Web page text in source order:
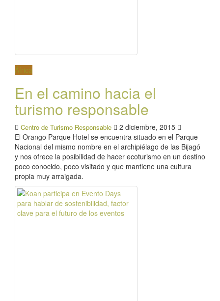
África
En el camino hacia el
turismo responsable
Centro de Turismo Responsable
2 diciembre, 2015
El Orango Parque Hotel se encuentra situado en el Parque
Nacional del mismo nombre en el archipiélago de las Bijagó
y nos ofrece la posibilidad de hacer ecoturismo en un destino
poco conocido, poco visitado y que mantiene una cultura
propia muy arraigada.